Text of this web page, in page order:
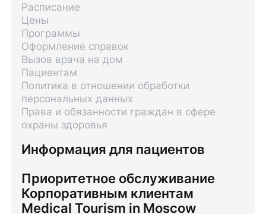
Информация для пациентов
Расписание
Цены
Программы
Оформление справок
Вызов врача на дом
Пациентам
Политика в отношении обработки
персональных данных
Права и обязанности граждан в сфере
охраны здоровья
Приоритетное обслуживание
Корпоративным клиентам
Medical Tourism in Moscow